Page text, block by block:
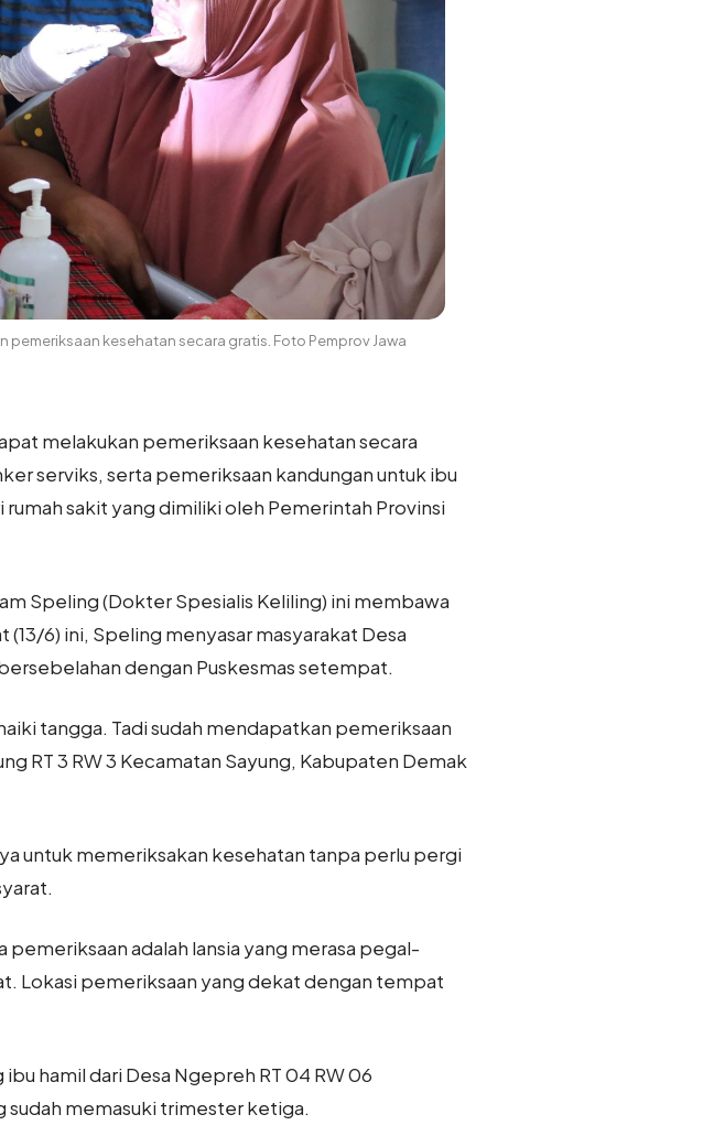
kesehatan secara gratis. Foto Pemprov Jawa
melakukan pemeriksaan kesehatan secara
serviks, serta pemeriksaan kandungan untuk ibu
sakit yang dimiliki oleh Pemerintah Provinsi
Speling (Dokter Spesialis Keliling) ini membawa
6) ini, Speling menyasar masyarakat Desa
dengan Puskesmas setempat.
tangga. Tadi sudah mendapatkan pemeriksaan
RT 3 RW 3 Kecamatan Sayung, Kabupaten Demak
untuk memeriksakan kesehatan tanpa perlu pergi
pemeriksaan adalah lansia yang merasa pegal-
Lokasi pemeriksaan yang dekat dengan tempat
hamil dari Desa Ngepreh RT 04 RW 06
sudah memasuki trimester ketiga.